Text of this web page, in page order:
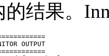
结果。
OUTPUT